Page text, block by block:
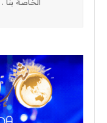
الخاصة بنا .